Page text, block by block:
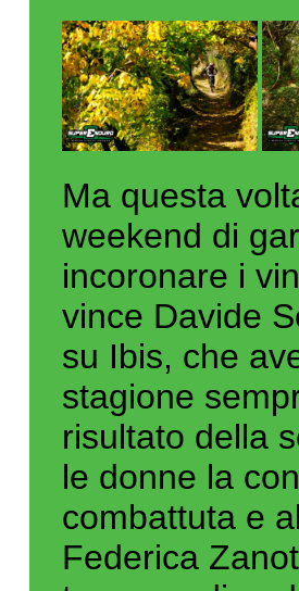
Ma questa
weekend di
incoronare i
vince Davide
su Ibis, che
stagione
risultato della
le donne la
combattuta e
Federica